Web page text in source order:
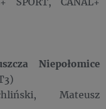
Niepołomice
Mateusz